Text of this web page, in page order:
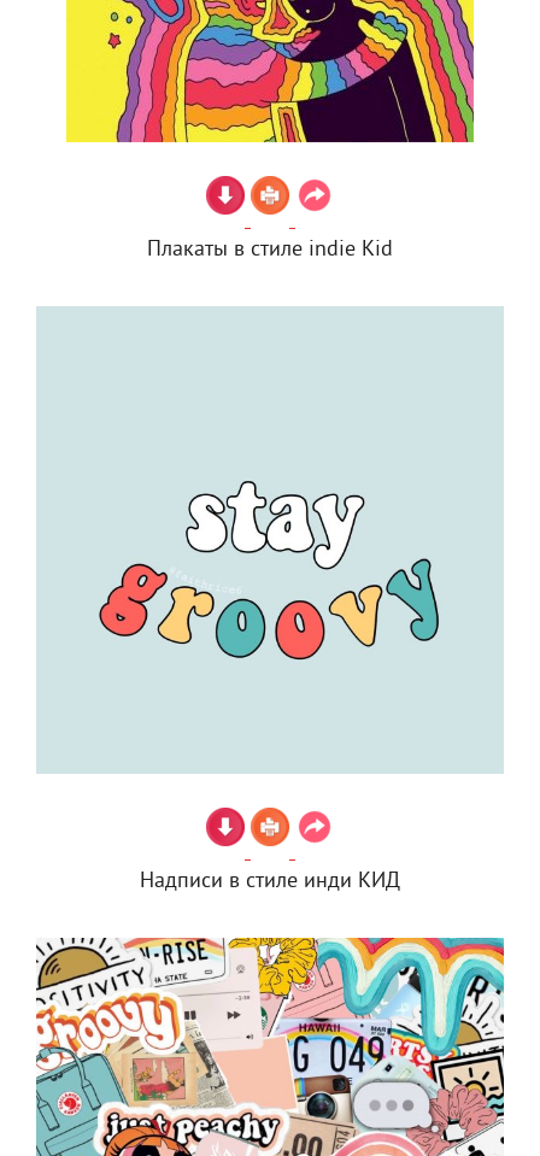
Плакаты в стиле indie Kid
Надписи в стиле инди КИД